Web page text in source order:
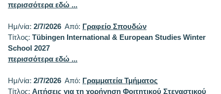
περισσότερα εδώ ...
Ημ/νία: 2/7/2026 Από: Γραφείο Σπουδών
Τίτλος: Tübingen International & European Studies Winter
School 2027
περισσότερα εδώ ...
Ημ/νία: 2/7/2026 Από: Γραμματεία Τμήματος
Τίτλος: Αιτήσεις για τη χορήγηση Φοιτητικού Στεγαστικού